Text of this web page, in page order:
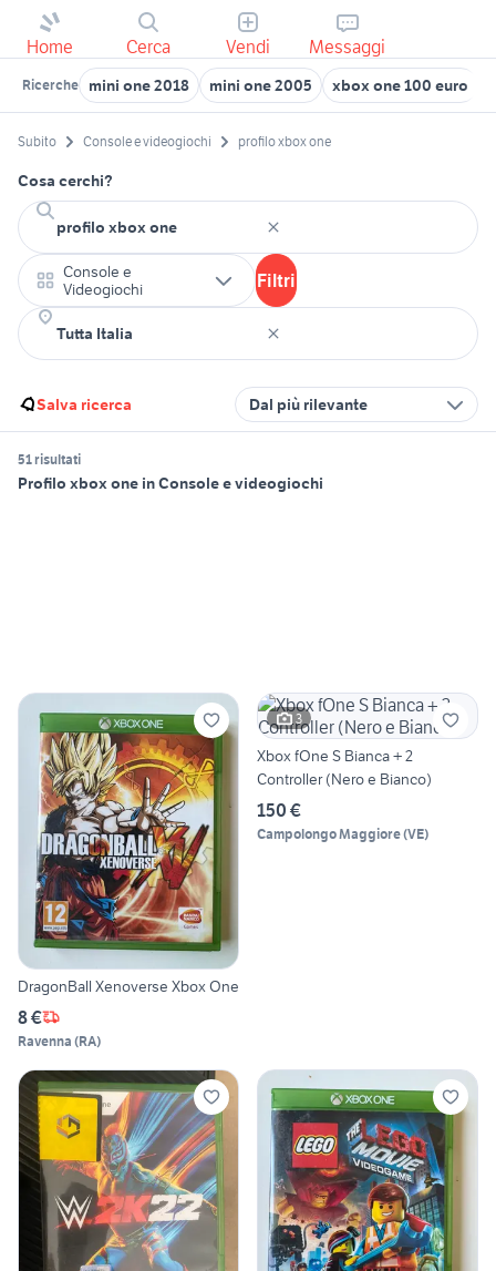
Home Cerca Vendi Messaggi
Ricerche mini one 2018 mini one 2005 xbox one 100 euro
Subito Console e videogiochi profilo xbox one
Cosa cerchi?
Console e
Videogiochi
Filtri
Salva ricerca Dal più rilevante
51 risultati
Profilo xbox one in Console e videogiochi
DragonBall Xenoverse Xbox One
8 €
Ravenna (RA)
3
Xbox fOne S Bianca + 2
Controller (Nero e Bianco)
150 €
Campolongo Maggiore(VE)